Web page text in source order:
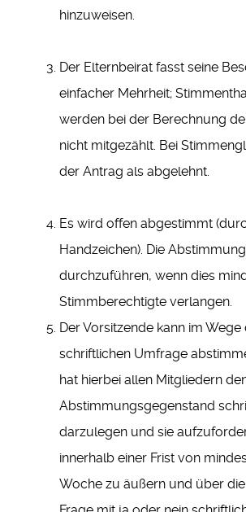
hinzuweisen.
Der Elternbeirat fasst seine
einfacher Mehrheit;
werden bei der Berechnung
nicht mitgezählt. Bei
der Antrag als abgelehnt.
Es wird offen abgestimmt
Handzeichen). Die
durchzuführen, wenn dies
Stimmberechtigte verlangen.
Der Vorsitzende kann im Wege
schriftlichen Umfrage
hat hierbei allen Mitgliedern
Abstimmungsgegenstand
darzulegen und sie
innerhalb einer Frist von
Woche zu äußern und über